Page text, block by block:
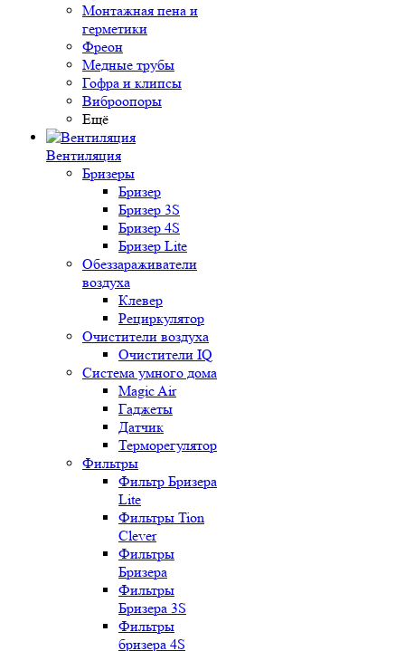
Монтажная пена и
герметики
Фреон
Медные трубы
Гофра и клипсы
Виброопоры
Ещё
Вентиляция
Бризеры
Бризер
Бризер 3S
Бризер 4S
Бризер Lite
Обеззараживатели
воздуха
Клевер
Рециркулятор
Очистители воздуха
Очистители IQ
Система умного дома
Magic Air
Гаджеты
Датчик
Терморегулятор
Фильтры
Фильтр Бризера
Lite
Фильтры Tion
Clever
Фильтры
Бризера
Фильтры
Бризера 3S
Фильтры
бризера 4S